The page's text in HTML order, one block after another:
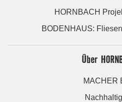
HORNBACH
BODENHAUS:
Über
MACHER